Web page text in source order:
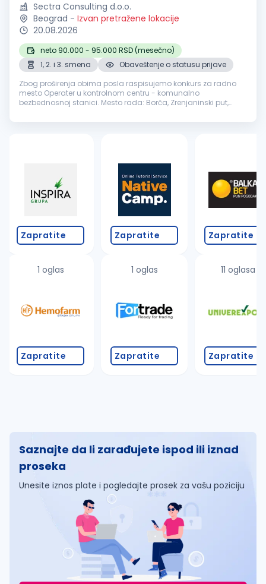
Sectra Consulting d.o.o.
Beograd - Izvan pretražene lokacije
20.08.2026
neto 90.000 - 95.000 RSD (mesečno)
1, 2. i 3. smena
Obaveštenje o statusu prijave
Zbog proširenja obima posla raspisujemo konkurs za radno
mesto Operater u kontrolnom centru - komunalno
bezbednosnoj stanici. Mesto rada: Borča, Zrenjaninski put,
Zvezdara, Savski Venac...
Zapratite
1 oglas
Zapratite
Zapratite
1 oglas
Zapratite
Zapratite
11 oglasa
Zapratite
Saznajte da li zarađujete ispod ili iznad
proseka
Unesite iznos plate i pogledajte prosek za vašu poziciju